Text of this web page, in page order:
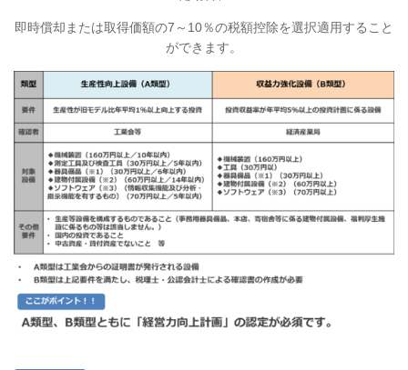
即時償却または取得価額の7～10％の税額控除を選択適用すること
ができます。